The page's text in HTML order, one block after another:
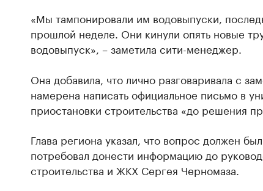
«Мы тампонировали им водовыпуски,
прошлой неделе. Они кинули опять новые
водовыпуск», – заметила сити-менеджер.
Она добавила, что лично разговаривала с
намерена написать официальное письмо в
приостановки строительства «до решения
Глава региона указал, что вопрос должен
потребовал донести информацию до
строительства и ЖКХ Сергея Черномаза.